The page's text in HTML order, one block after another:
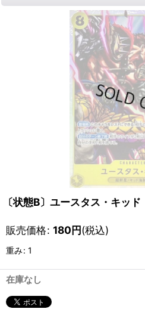
〔状態B〕ユースタス・キッ
販売価格: 180円(税込)
重み: 1
在庫なし